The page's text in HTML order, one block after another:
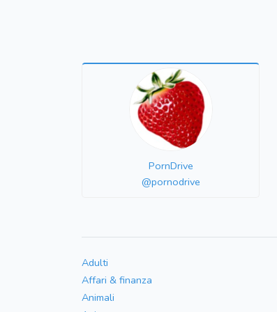
PornDrive
@pornodrive
Adulti
Affari & finanza
Animali